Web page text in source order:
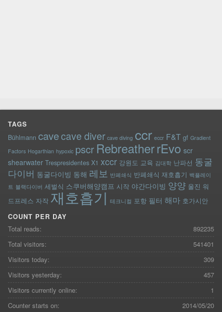
TAGS
Bühlmann cavecave diver cave diving ccr eccr F&T gf Gradient
Factors Hogarthian hypoxic pscr RebreatherrEvo scr
shearwater Trespresidentes X1 xccr 강원도 교육 김대학 난파선 동굴
다이버 동굴다이빙 동해 레보 반폐쇄식 반폐쇄식 재호흡기 백플레이
트 블랙다이버 세벌식 스쿠버해양캠프 시작 야간다이빙 양양 울진 워
드프레스 자작 재호흡기 테크니컬 포항 필터 해마 호가시안
COUNT PER DAY
892235
Total reads:
541401
Total visitors:
309
Visitors today:
457
Visitors yesterday:
1
Visitors currently online:
2014/05/20
Counter starts on: